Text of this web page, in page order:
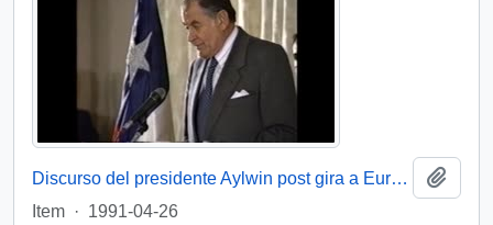
Discurso del presidente Aylwin post gira a Europa : video
Item · 1991-04-26